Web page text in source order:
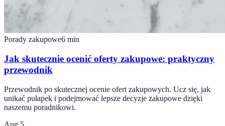
Porady zakupowe6 min
Jak skutecznie ocenić oferty zakupowe: praktyczny
przewodnik
Przewodnik po skutecznej ocenie ofert zakupowych. Ucz się, jak
unikać pułapek i podejmować lepsze decyzje zakupowe dzięki
naszemu poradnikowi.
Aug 5